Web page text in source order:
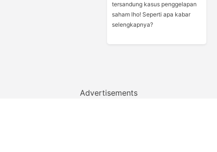
tersandung kasus penggelapan
saham lho! Seperti apa kabar
selengkapnya?
Advertisements